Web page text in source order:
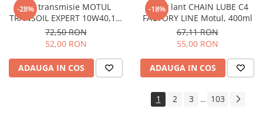
-28%
Ulei transmisie MOTUL
TRANSOIL EXPERT 10W40,1L,
semi sintetic
72,50 RON
52,00 RON
ADAUGA IN COS
-18%
Spray lant CHAIN LUBE C4
FACTORY LINE Motul, 400ml
67,11 RON
55,00 RON
ADAUGA IN COS
1 2 3 ... 103